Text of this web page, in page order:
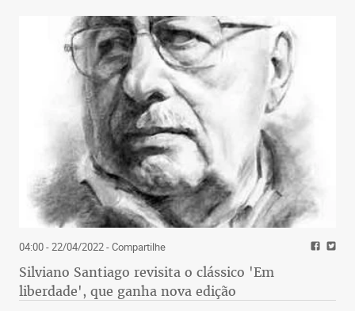
04:00 - 22/04/2022- Compartilhe
Silviano Santiago revisita o clássico 'Em
liberdade', que ganha nova edição